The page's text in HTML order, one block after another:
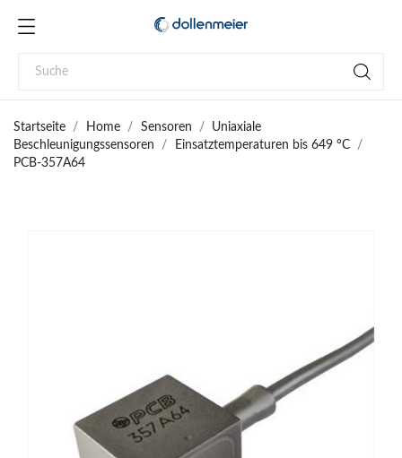
Startseite Home Sensoren
Uniaxiale
Beschleunigungssensoren
Einsatztemperaturen bis 649 °C
PCB-357A64